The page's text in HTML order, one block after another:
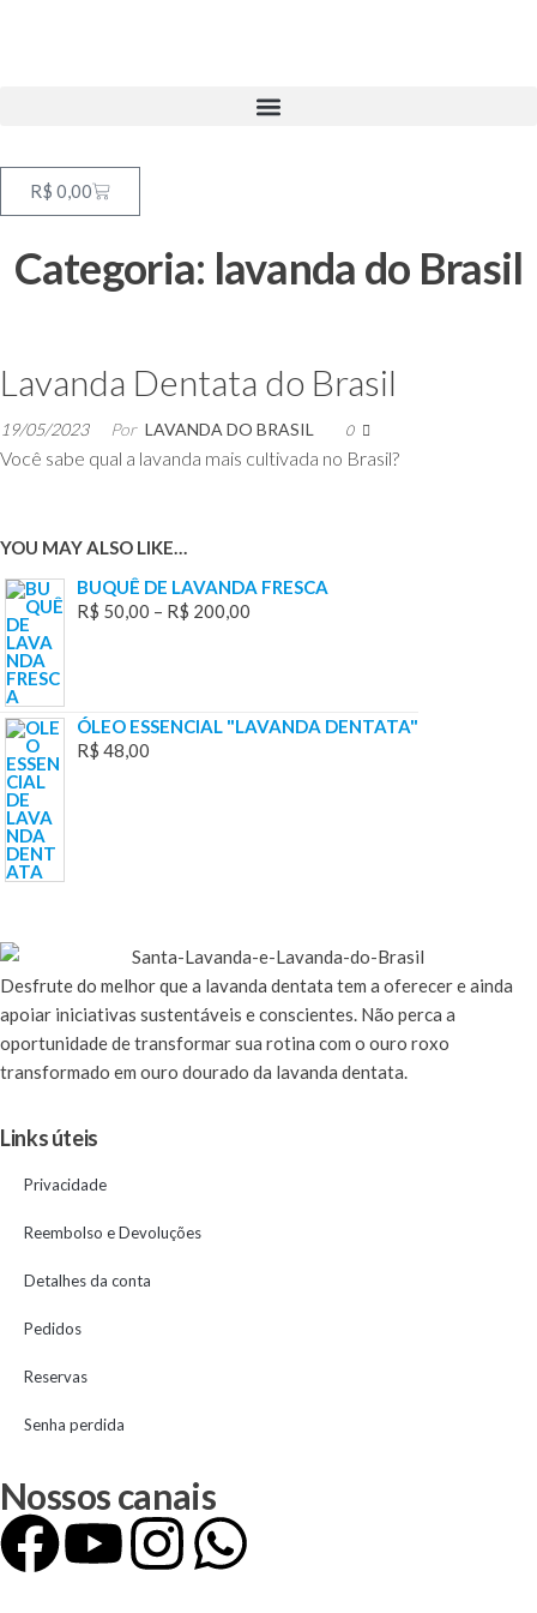
R$ 0,00
Categoria: lavanda do Brasil
Lavanda Dentata do Brasil
19/05/2023 Por LAVANDA DO BRASIL 0
Você sabe qual a lavanda mais cultivada no Brasil?
YOU MAY ALSO LIKE…
BUQUÊ DE LAVANDA FRESCA
R$ 50,00 – R$ 200,00
ÓLEO ESSENCIAL "LAVANDA DENTATA"
R$ 48,00
Desfrutedo melhor que a lavanda dentata tem a oferecer e ainda
apoiar iniciativas sustentáveis e conscientes. Não perca a
oportunidade de transformar sua rotina com o ouro roxo
transformado em ouro dourado da lavanda dentata.
Links úteis
Privacidade
Reembolso e Devoluções
Detalhes da conta
Pedidos
Reservas
Senha perdida
Nossos canais